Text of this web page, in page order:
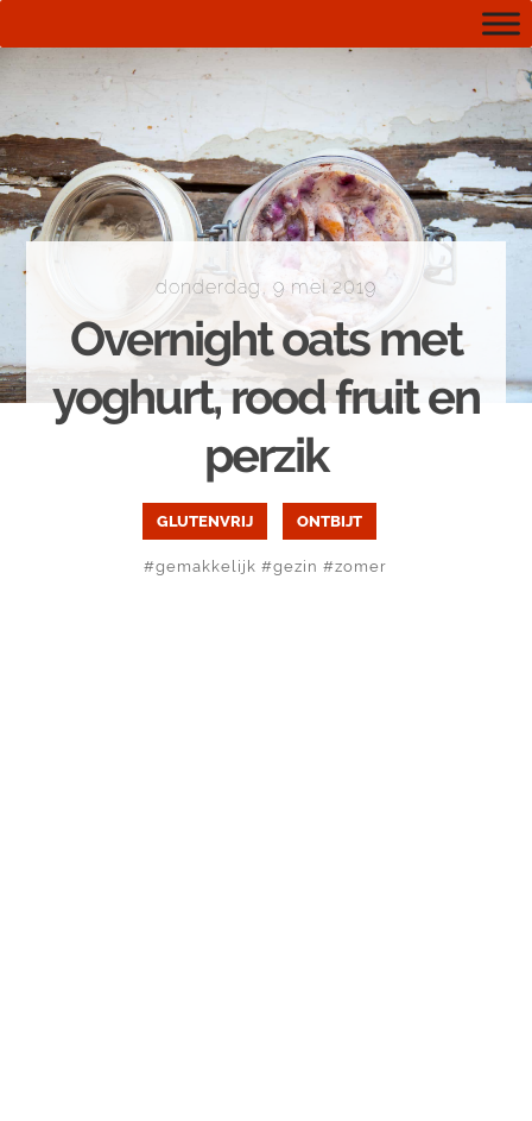
donderdag, 9 mei 2019
Overnight oats met
yoghurt, rood fruit en
perzik
GLUTENVRIJ ONTBIJT
#gemakkelijk #gezin #zomer